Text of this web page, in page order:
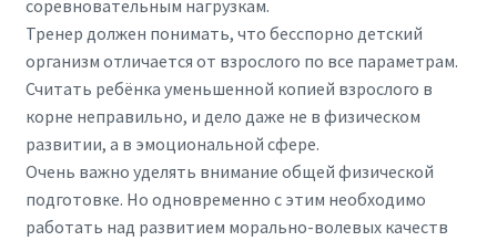
соревновательным нагрузкам.
Тренер должен понимать, что бесспорно детский
организм отличается от взрослого по все параметрам.
Считать ребёнка уменьшенной копией взрослого в
корне неправильно, и дело даже не в физическом
развитии, а в эмоциональной сфере.
Очень важно уделять внимание общей физической
подготовке. Но одновременно с этим необходимо
работать над развитием морально-волевых качеств